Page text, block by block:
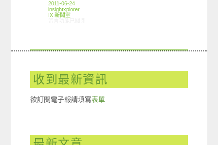
2011-06-24
insightxplorer
IX 新聞室
收到最新資訊
欲訂閱電子報請填寫表單